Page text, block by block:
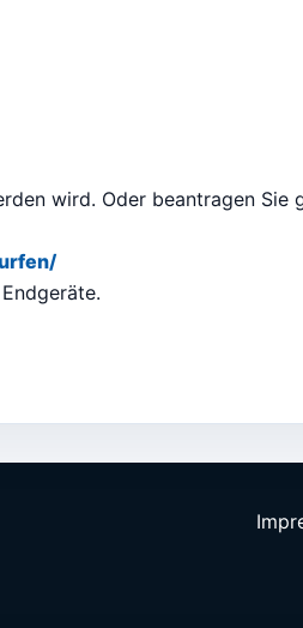
wird. Oder beantragen Sie